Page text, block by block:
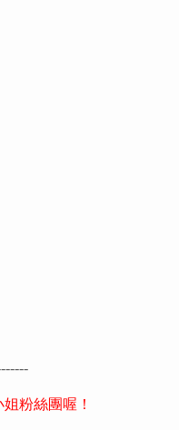
粉絲團喔！